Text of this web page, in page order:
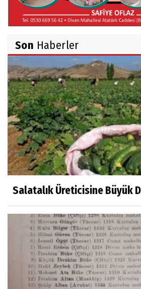
Gökçeada Gezimiz-IV
İsmail AYBEY
Belma Sebil'i Tanıyor
Prof.Dr.Ayşe İLKER
Adı Sanı Olmak
Eylül SEYHAN
Gezerken Zamanın
Rastlamak
Yaşar ATLI
Kahramanlar
Prof.Dr.Süleyman
Son Haberler
Salatalık Üreticisine Büyük